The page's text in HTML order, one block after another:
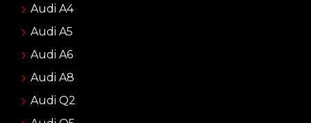
Audi A4
Audi A5
Audi A6
Audi A8
Audi Q2